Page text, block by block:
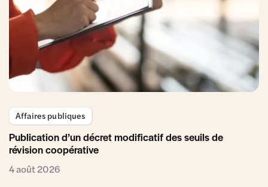
Affaires publiques
Publication d’un décret modificatif des seuils de
révision coopérative
4 août 2026